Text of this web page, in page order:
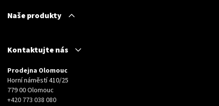
Naše produkty
Kontaktujte nás
Prodejna Olomouc
Horní náměstí 410/25
779 00 Olomouc
+420 773 038 080